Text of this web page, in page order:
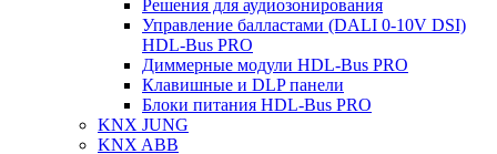
Решения для аудиозонирования
Управление балластами (DALI 0-10V DSI)
HDL-Bus PRO
Диммерные модули HDL-Bus PRO
Клавишные и DLP панели
Блоки питания HDL-Bus PRO
KNX JUNG
KNX ABB